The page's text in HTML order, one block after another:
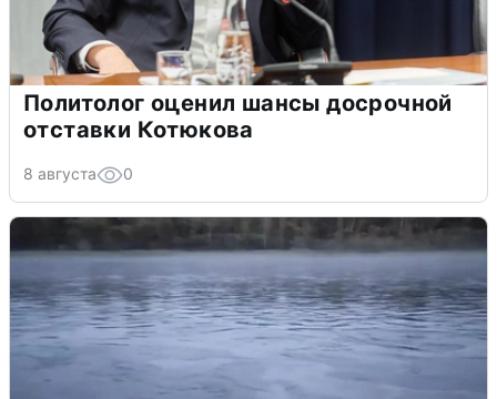
Политолог оценил шансы досрочной
отставки Котюкова
8 августа 0